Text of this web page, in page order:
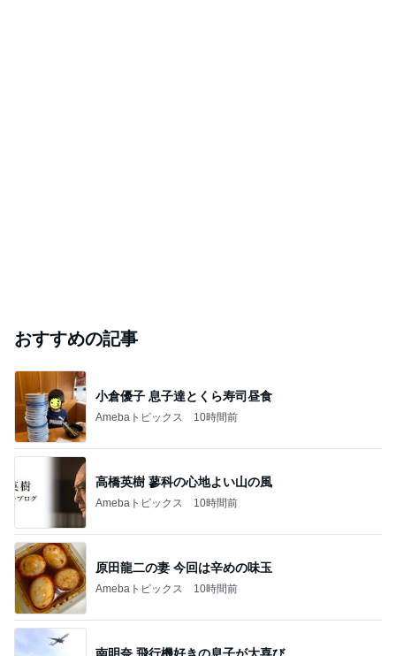
おすすめの記事
小倉優子 息子達とくら寿司昼食
Amebaトピックス 10時間前
高橋英樹 蓼科の心地よい山の風
Amebaトピックス 10時間前
原田龍二の妻 今回は辛めの味玉
Amebaトピックス 10時間前
南明奈 飛行機好きの息子が大喜び